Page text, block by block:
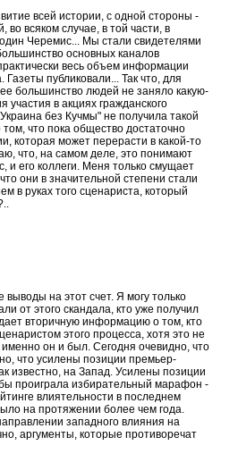
всей истории, с одной стороны -
во всяком случае, в той части, в
Черемис... Мы стали свидетелями
основных каналов
весь объем информации
публиковали... Так что, для
большинство людей не заняло какую-
в акциях гражданского
без Кучмы" не получила такой
что пока общество достаточно
которая может перерасти в какой-то
что, на самом деле, это понимают
его коллеги. Меня только смущает
они в значительной степени стали
в руках того сценариста, который
на этот счет. Я могу только
от этого скандала, кто уже получил
вторичную информацию о том, кто
этого процесса, хотя это не
именно он и был. Сегодня очевидно, что
что усилены позиции премьер-
известно, на Запад. Усилены позиции
проиграла избирательный марафон -
влиятельности в последнем
на протяжении более чем года.
западного влияния на
аргументы, которые противоречат